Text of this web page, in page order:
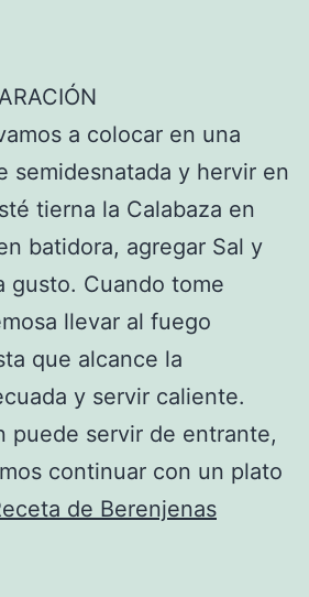
a colocar en una
semidesnatada y hervir en
tierna la Calabaza en
batidora, agregar Sal y
gusto. Cuando tome
llevar al fuego
que alcance la
y servir caliente.
puede servir de entrante,
continuar con un plato
de Berenjenas